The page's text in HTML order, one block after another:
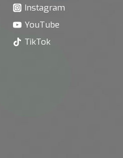
Instagram
YouTube
TikTok